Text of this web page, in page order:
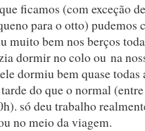
ficamos (com exceção
para o otto) pudemos
muito bem nos berços
dormir no colo ou na
dormiu bem quase todas
do que o normal
só deu trabalho
no meio da viagem.